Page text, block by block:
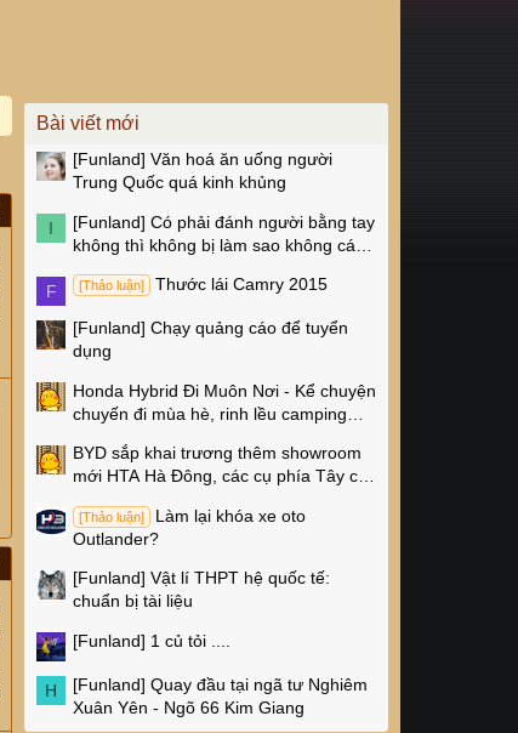
Bài viết mới
[Funland] Văn hoá ăn uống người
Trung Quốc quá kinh khủng
I [Funland] Có phải đánh người bằng tay
không thì không bị làm sao không các
F
[Thảo luận] Thước lái Camry 2015
[Funland] Chạy quảng cáo để tuyển
dụng
Honda Hybrid Đi Muôn Nơi - Kể chuyện
chuyến đi mùa hè, rinh lều camping
BYD sắp khai trương thêm showroom
mới HTA Hà Đông, các cụ phía Tây có
[Thảo luận]
Làm lại khóa xe oto
Outlander?
[Funland] Vật lí THPT hệ quốc tế:
chuẩn bị tài liệu
[Funland] 1 củ tỏi ....
H [Funland] Quay đầu tại ngã tư Nghiêm
Xuân Yên - Ngõ 66 Kim Giang